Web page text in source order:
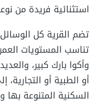
استثنائية فريدة من
تضم القرية كل
تناسب المستويات
وأكوا بارك كبير،
أو الطبية أو
السكنية المتنوعة